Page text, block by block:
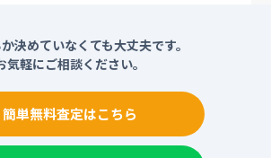
決めていなくても大丈夫です。
気軽にご相談ください。
簡単無料査定はこちら